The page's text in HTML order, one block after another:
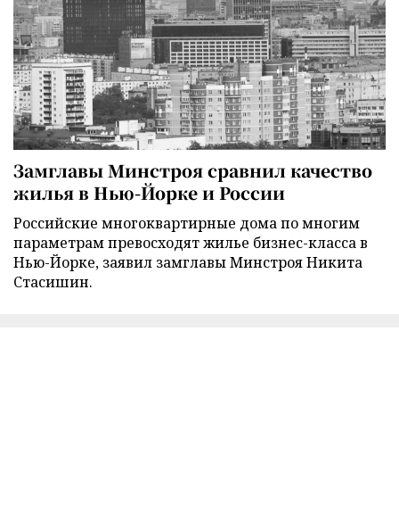
Замглавы Минстроя сравнил качество
жилья в Нью-Йорке и России
Российские многоквартирные дома по многим
параметрам превосходят жилье бизнес-класса в
Нью-Йорке, заявил замглавы Минстроя Никита
Стасишин.